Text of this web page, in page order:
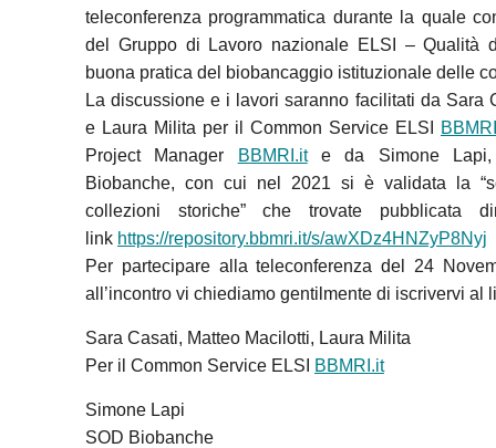
teleconferenza programmatica durante la quale
del Gruppo di Lavoro nazionale ELSI – Qualità
buona pratica del biobancaggio istituzionale delle
La discussione e i lavori saranno facilitati da Sara
e Laura Milita per il Common Service ELSI
Project Manager
BBMRI.ite da Simone Lapi,
Biobanche, con cui nel 2021 si è validata la
collezioni storiche” che trovate pubblicata
link https://repository.bbmri.it/s/awXDz4HNZyP8Nyj
Per partecipare alla teleconferenza del 24
all’incontro vi chiediamo gentilmente di iscrivervi al
Sara Casati, Matteo Macilotti, Laura Milita
Per il Common Service ELSI
BBMRI.it
Simone Lapi
SOD Biobanche